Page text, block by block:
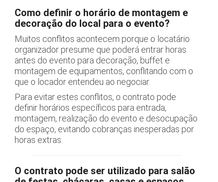
Como definir o horário de montagem e
decoração do local para o evento?
Muitos conflitos acontecem porque o locatário
organizador presume que poderá entrar horas
antes do evento para decoração, buffet e
montagem de equipamentos, conflitando com o
que o locador entendeu ao negociar.
Para evitar estes conflitos, o contrato pode
definir horários específicos para entrada,
montagem, realização do evento e desocupação
do espaço, evitando cobranças inesperadas por
horas extras.
O contrato pode ser utilizado para salão